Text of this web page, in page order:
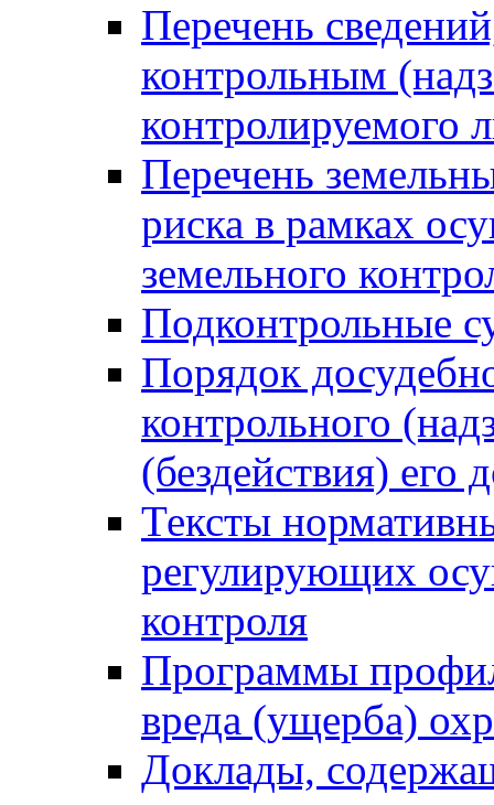
Перечень
контрольным
контролируемого
Перечень
риска в рамках
земельного
Подконтрольные
Порядок
контрольного
(бездействия)
Тексты
регулирующих
контроля
Программы
вреда (ущерба)
Доклады,